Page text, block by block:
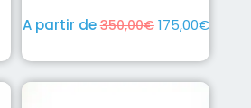
A partir de350,00€ 175,00€